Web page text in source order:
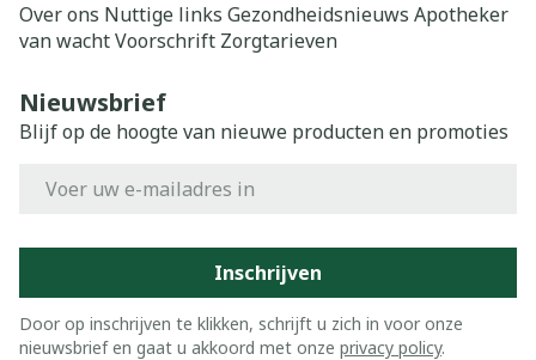
Over ons Nuttige links Gezondheidsnieuws Apotheker
van wachtVoorschrift Zorgtarieven
Nieuwsbrief
Blijf op de hoogte van nieuwe producten en promoties
Inschrijven
Door op inschrijven te klikken, schrijft u zich in voor onze
nieuwsbrief en gaat u akkoord met onze privacy policy.